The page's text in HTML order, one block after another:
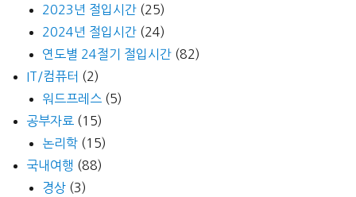
2023년 절입시간 (25)
2024년 절입시간 (24)
연도별 24절기 절입시간 (82)
IT/컴퓨터 (2)
워드프레스 (5)
공부자료 (15)
논리학 (15)
국내여행 (88)
경상 (3)